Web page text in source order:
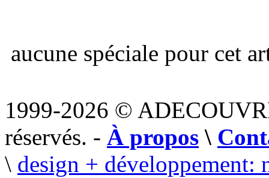
aucune spéciale pour cet
1999-2026 ©
réservés. - À propos \
\ design + développement: